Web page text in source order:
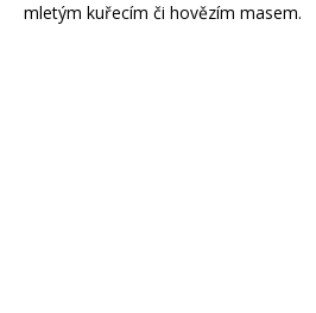
mletým kuřecím či hovězím masem.